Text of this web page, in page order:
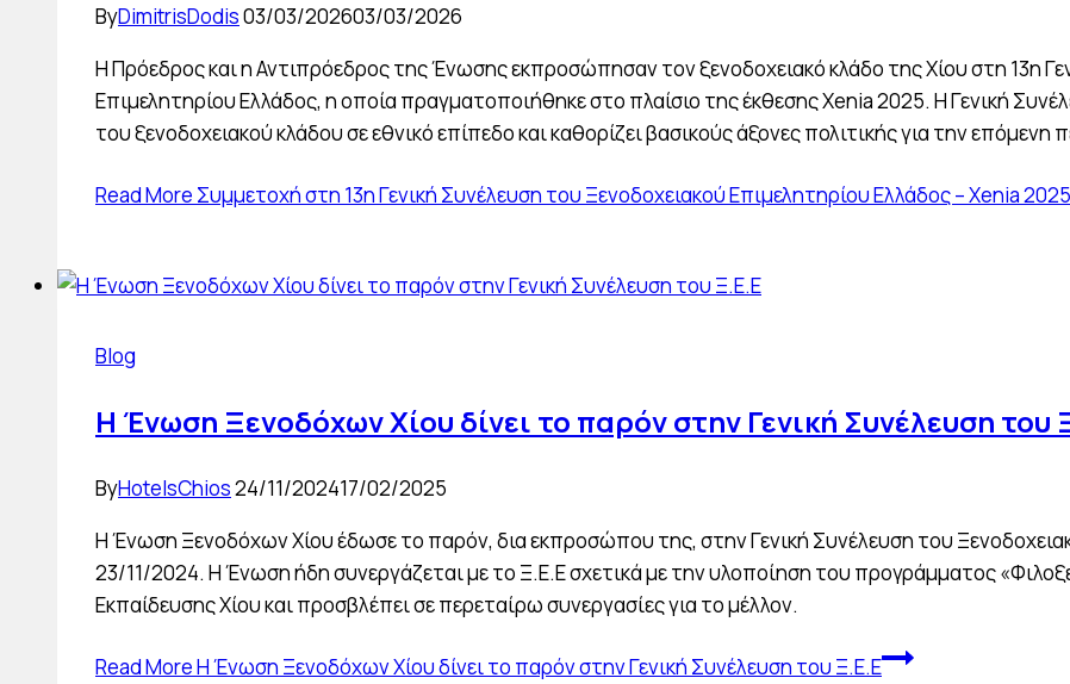
ByDimitrisDodis03/03/202603/03/2026
Η Πρόεδρος και η Αντιπρόεδρος της Ένωσης εκπροσώπησαν τον ξενοδοχειακό κλάδο της Χίου στη 13η
Επιμελητηρίου Ελλάδος, η οποία πραγματοποιήθηκε στο πλαίσιο της έκθεσης Xenia 2025. Η Γενική
του ξενοδοχειακού κλάδου σε εθνικό επίπεδο και καθορίζει βασικούς άξονες πολιτικής για την επόμενη
Read More Συμμετοχή στη 13η Γενική Συνέλευση του Ξενοδοχειακού Επιμελητηρίου Ελλάδος – Xenia 2025
Blog
Η Ένωση Ξενοδόχων Χίου δίνει το παρόν στην Γενική Συνέλευση του
ByHotelsChios24/11/202417/02/2025
Η Ένωση Ξενοδόχων Χίου έδωσε το παρόν, δια εκπροσώπου της, στην Γενική Συνέλευση του
23/11/2024. Η Ένωση ήδη συνεργάζεται με το Ξ.Ε.Ε σχετικά με την υλοποίηση του προγράμματος
Εκπαίδευσης Χίου και προσβλέπει σε περεταίρω συνεργασίες για το μέλλον.
Read MoreΗ Ένωση Ξενοδόχων Χίου δίνει το παρόν στην Γενική Συνέλευση του Ξ.Ε.Ε